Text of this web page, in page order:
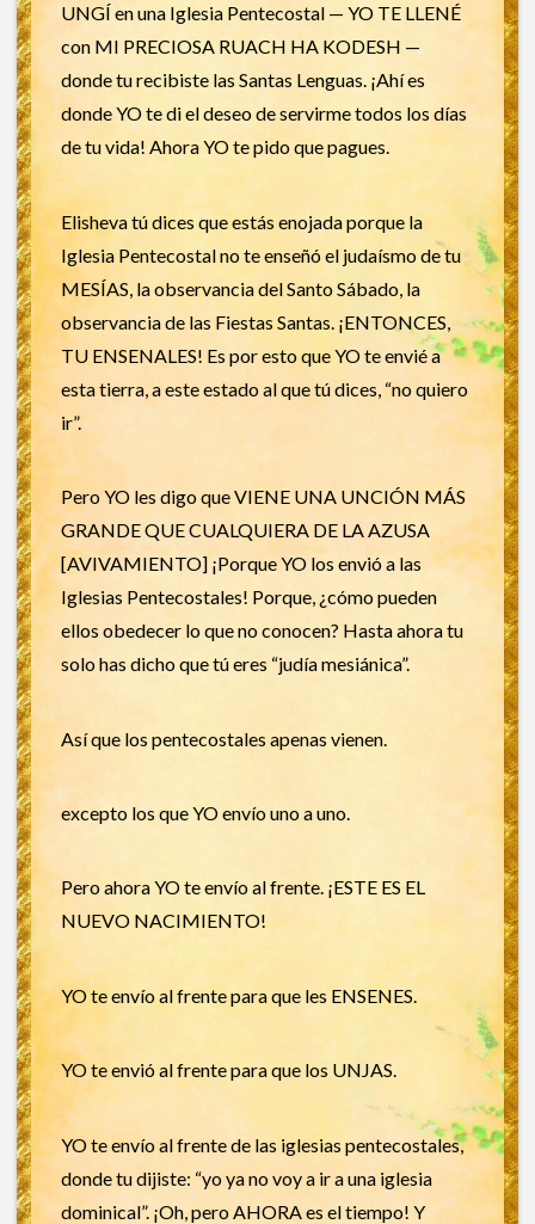
UNGÍ en una Iglesia Pentecostal — YO TE LLENÉ
con MI PRECIOSA RUACH HA KODESH —
donde tu recibiste las Santas Lenguas. ¡Ahí es
donde YO te di el deseo de servirme todos los días
de tu vida! Ahora YO te pido que pagues.
Elisheva tú dices que estás enojada porque la
Iglesia Pentecostal no te enseñó el judaísmo de tu
MESÍAS, la observancia del Santo Sábado, la
observancia de las Fiestas Santas. ¡ENTONCES,
TU ENSENALES! Es por esto que YO te envié a
esta tierra, a este estado al que tú dices, “no quiero
ir”.
Pero YO les digo que VIENE UNA UNCIÓN MÁS
GRANDE QUE CUALQUIERA DE LA AZUSA
[AVIVAMIENTO] ¡Porque YO los envió a las
Iglesias Pentecostales! Porque, ¿cómo pueden
ellos obedecer lo que no conocen? Hasta ahora tu
solo has dicho que tú eres “judía mesiánica”.
Así que los pentecostales apenas vienen.
excepto los que YO envío uno a uno.
Pero ahora YO te envío al frente. ¡ESTE ES EL
NUEVO NACIMIENTO!
YO te envío al frente para que les ENSENES.
YO te envió al frente para que los UNJAS.
YO te envío al frente de las iglesias pentecostales,
donde tu dijiste: “yo ya no voy a ir a una iglesia
dominical”. ¡Oh, pero AHORA es el tiempo! Y